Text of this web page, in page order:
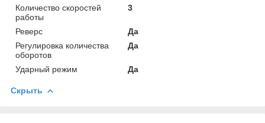
Количество скоростей
работы
3
Реверс
Да
Регулировка количества
оборотов
Да
Ударный режим Да
Скрыть